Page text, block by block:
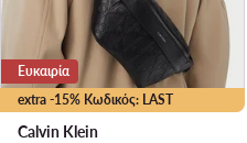
extra -15% Κωδικός: LAST
Ευκαιρία
Calvin Klein